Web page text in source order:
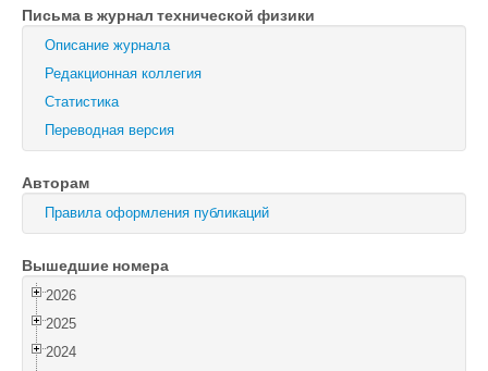
Журнал технической физики
Письма в Журнал технической физики
Физика твердого тела
Физика и техника полупроводников
Оптика и спектроскопия
Поиск
Войти
Письма в журнал технической физики
Описание журнала
Редакционная коллегия
Статистика
Переводная версия
Авторам
Правила оформления публикаций
Вышедшие номера
2026
2025
2024